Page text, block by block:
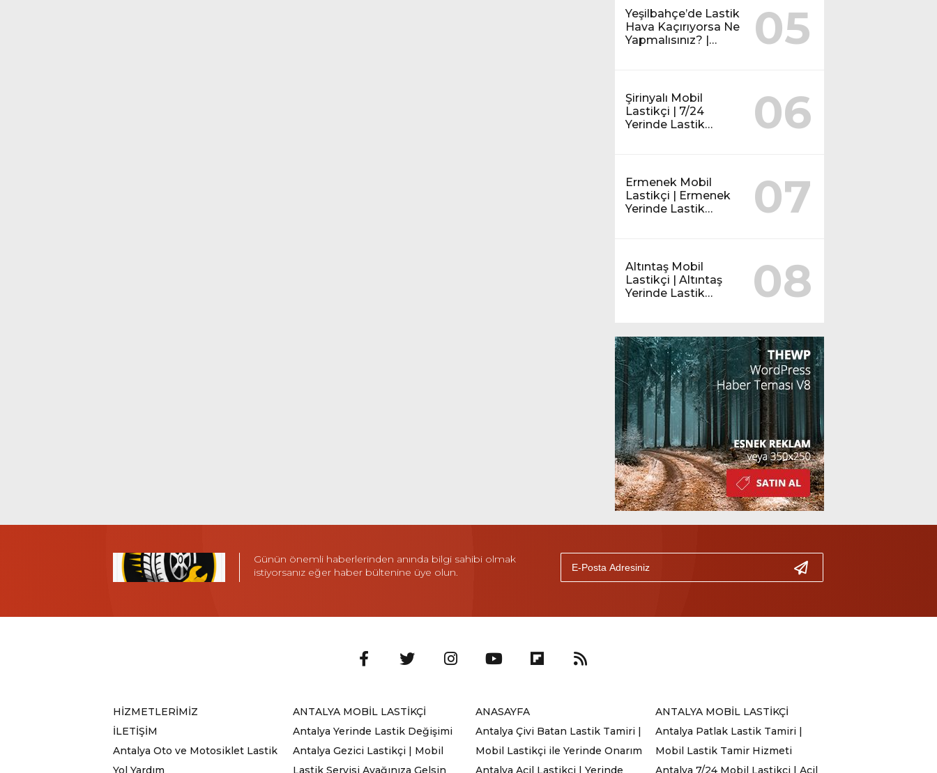
Yeşilbahçe’de Lastik
Hava Kaçırıyorsa Ne
Yapmalısınız? |
05
Şirinyalı Mobil
Lastikçi | 7/24
Yerinde Lastik
06
Ermenek Mobil
Lastikçi | Ermenek
Yerinde Lastik
07
Altıntaş Mobil
Lastikçi | Altıntaş
Yerinde Lastik
08
Günün önemli haberlerinden anında bilgi sahibi olmak
istiyorsanız eğer haber bültenine üye olun.
HİZMETLERİMİZ
ANTALYA MOBİL LASTİKÇİ
İLETİŞİM
Antalya Yerinde Lastik Değişimi
Antalya Oto ve Motosiklet Lastik
Yol Yardım
Antalya Gezici Lastikçi | Mobil
Lastik Servisi Ayağınıza Gelsin
ANASAYFA
ANTALYA MOBİL LASTİKÇİ
Antalya Çivi Batan Lastik Tamiri |
Mobil Lastikçi ile Yerinde Onarım
Antalya Patlak Lastik Tamiri |
Mobil Lastik Tamir Hizmeti
Antalya Acil Lastikçi | Yerinde
Antalya 7/24 Mobil Lastikçi | Acil